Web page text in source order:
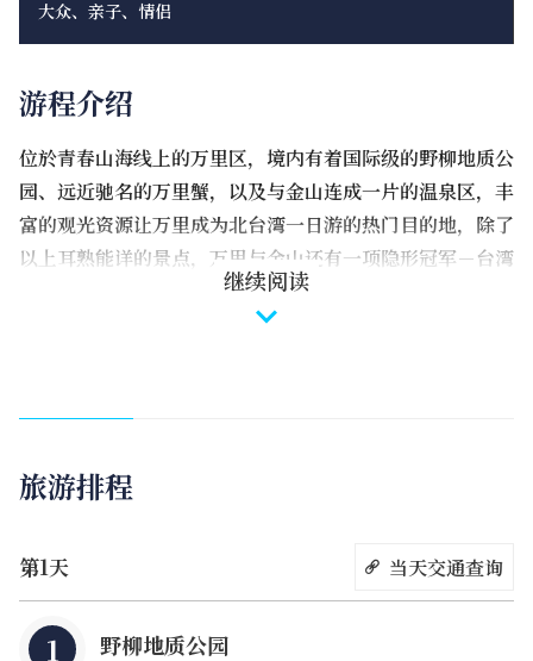
大众、亲子、情侣
游程介绍
位於青春山海线上的万里区，境内有着国际级的野柳地质公
园、远近驰名的万里蟹，以及与金山连成一片的温泉区，丰
富的观光资源让万里成为北台湾一日游的热门目的地，除了
以上耳熟能详的景点，万里与金山还有一项隐形冠军－台湾
第一名的杜鹃花产地，万金地区培育了超过300种杜鹃花，
年产量超越600万株！新北市政府自2019年推动万金杜鹃
继续阅读
旅游排程
第1天 当天交通查询
野柳地质公园